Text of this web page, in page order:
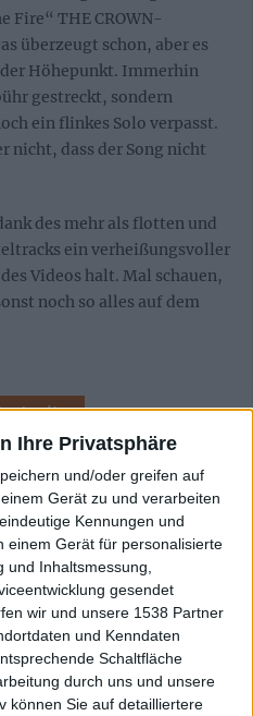
Ihre Privatsphäre
und/oder greifen auf
Gerät zu und verarbeiten
Kennungen und
einem Gerät für personalisierte
Inhaltsmessung,
gesendet
wir und unsere 1538 Partner
und Kenndaten
Schaltfläche
durch uns und unsere
können Sie auf detailliertere
Fire“ THE CROWN-
überzeugt schon, aber es
Höhepunkt. Immerhin
gestreckt, sondern
ein flinkes Solo verpasst.
nicht, dass der Song nicht
des mehr als flotten und
ein verheißungsvoller
Videos halt. Mal schauen,
noch so alles auf dem
12.01.2018
in Red -